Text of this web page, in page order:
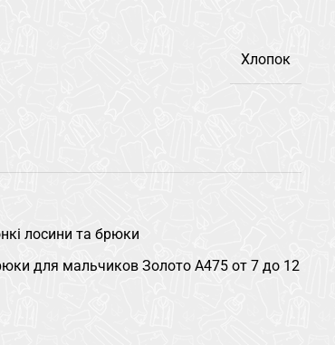
Хлопок
лосини та брюки
для мальчиков Золото A475 от 7 до 12